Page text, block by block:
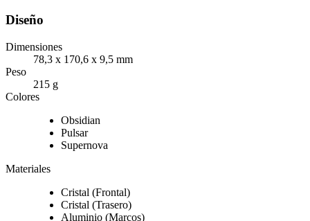
Diseño
Dimensiones
78,3 x 170,6 x 9,5 mm
Peso
215 g
Colores
Obsidian
Pulsar
Supernova
Materiales
Cristal (Frontal)
Cristal (Trasero)
Aluminio (Marcos)